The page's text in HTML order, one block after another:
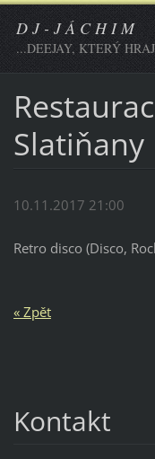
D J - J Á C H I M
...DEEJAY, KTERÝ
Slatiňany
10.11.2017 21:00
Retro disco (Disco,
« Zpět
Kontakt